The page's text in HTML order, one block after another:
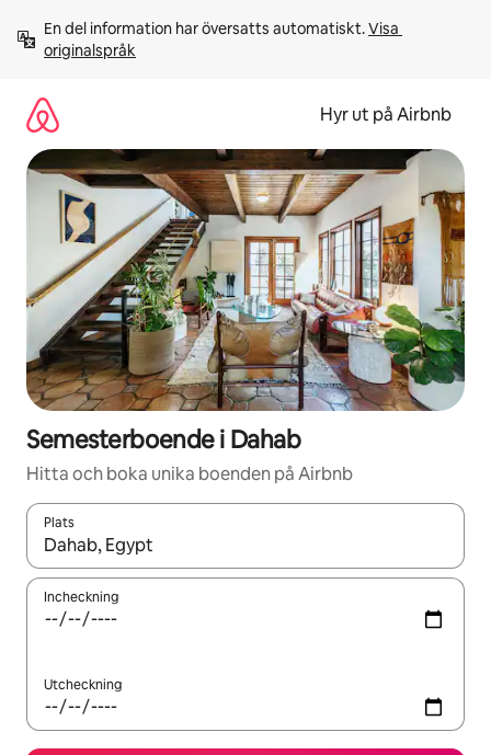
innehåll
En del information har översatts automatiskt. Visa
originalspråk
Hyr ut på Airbnb
Semesterboende i Dahab
Hitta och boka unika boenden på Airbnb
Plats
När resultaten är tillgängliga kan du navigera med upp- och
Incheckning
Utcheckning